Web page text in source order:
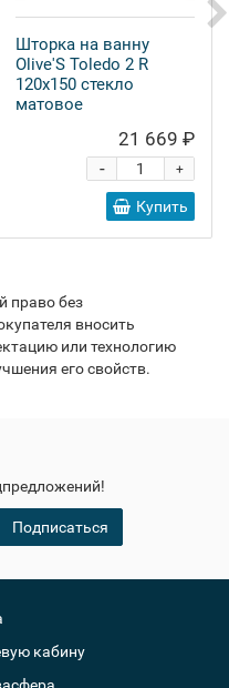
Шторка на ванну
Olive'S Toledo 2 R
120x150 стекло
матовое
21 669 ₽
+
-
Купить
право без
вносить
или технологию
его свойств.
Подписаться
кабину